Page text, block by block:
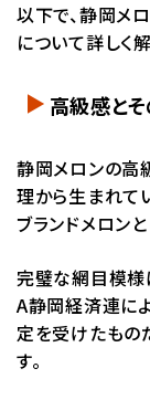
以下で、静岡メ
について詳しく
高級感と
静岡メロンの高
理から生まれて
ブランドメロン
完璧な網目模様
A静岡経済連に
定を受けたもの
す。